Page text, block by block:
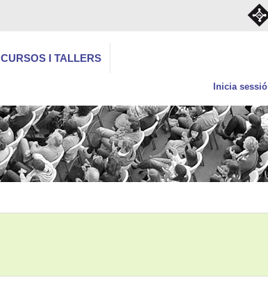
CURSOS I TALLERS
Inicia sessió